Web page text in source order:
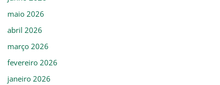
maio 2026
abril 2026
março 2026
fevereiro 2026
janeiro 2026